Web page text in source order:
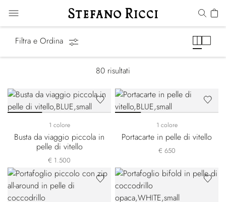
Filtra e Ordina
80 risultati
1 colore
Busta da viaggio piccola in
pelle di vitello
€ 1.500
1 colore
Portacarte in pelle di vitello
€ 650